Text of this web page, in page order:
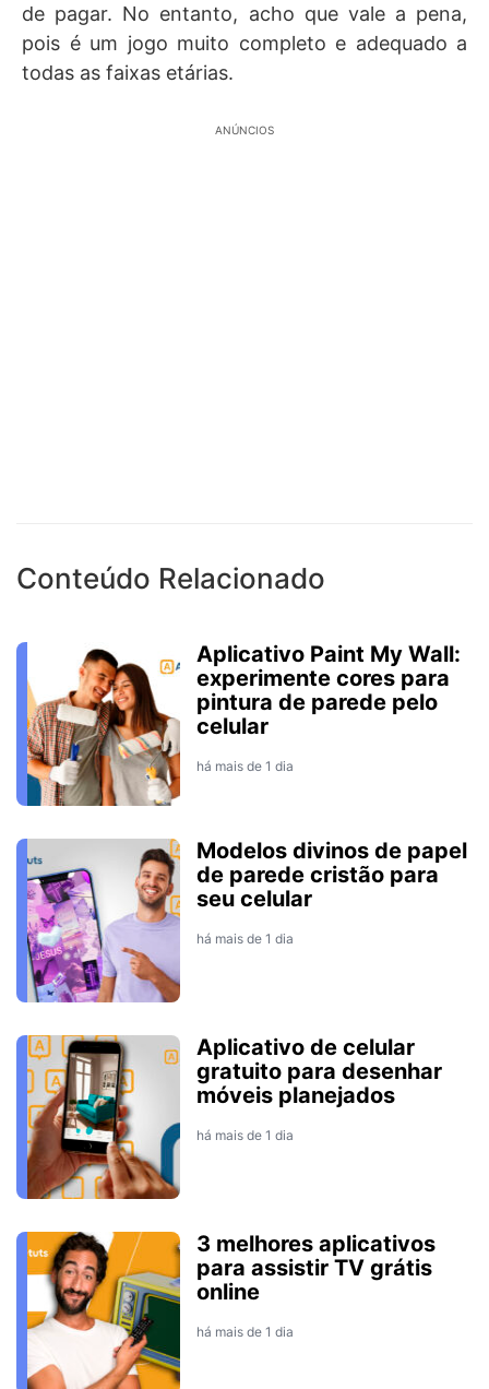
de pagar. No entanto, acho que vale a pena,
pois é um jogo muito completo e adequado a
todas as faixas etárias.
ANÚNCIOS
Conteúdo Relacionado
Aplicativo Paint My Wall:
experimente cores para
pintura de parede pelo
celular
há mais de 1 dia
Modelos divinos de papel
de parede cristão para
seu celular
há mais de 1 dia
Aplicativo de celular
gratuito para desenhar
móveis planejados
há mais de 1 dia
3 melhores aplicativos
para assistir TV grátis
online
há mais de 1 dia